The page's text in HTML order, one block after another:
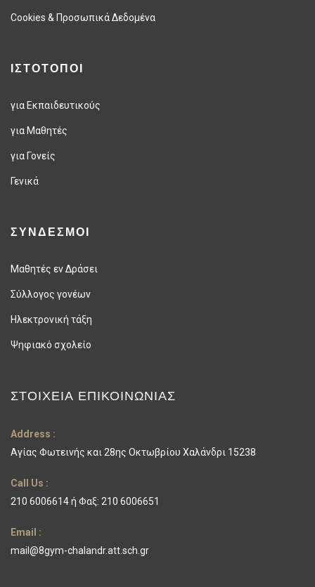
Cookies & Προσωπικά Δεδομένα
ΙΣΤΟΤΟΠΟΙ
για Εκπαιδευτικούς
για Μαθητές
για Γονείς
Γενικά
ΣΥΝΔΕΣΜΟΙ
Μαθητές εν Δράσει
Σύλλογος γονέων
Ηλεκτρονική τάξη
Ψηφιακό σχολείο
ΣΤΟΙΧΕΊΑ ΕΠΙΚΟΙΝΩΝΊΑΣ
Address :
Αγίας Φωτεινής και 28ης Οκτωβρίου Χαλάνδρι 15238
Call Us :
210 6006614 ή Φαξ: 210 6006651
Email :
mail@8gym-chalandr.att.sch.gr